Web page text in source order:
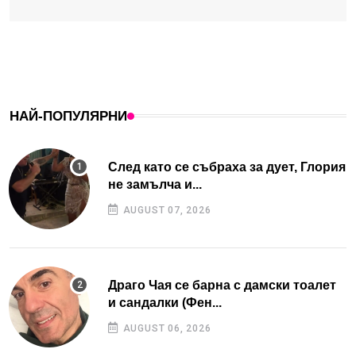
НАЙ-ПОПУЛЯРНИ
След като се събраха за дует, Глория
не замълча и...
AUGUST 07, 2026
Драго Чая се барна с дамски тоалет
и сандалки (Фен...
AUGUST 06, 2026